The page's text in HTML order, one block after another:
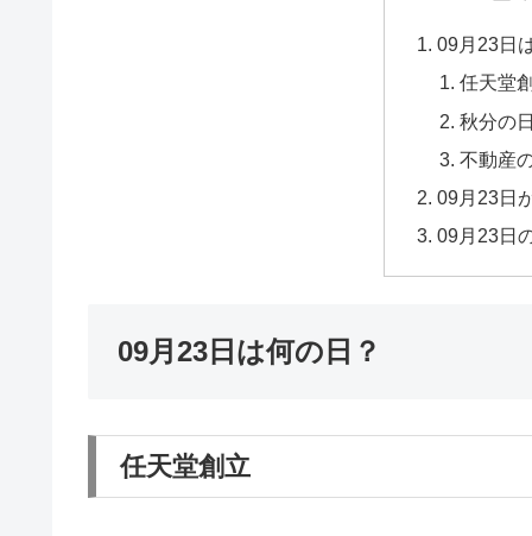
09月23日
任天堂
秋分の日
不動産
09月23日
09月23日
09月23日は何の日？
任天堂創立